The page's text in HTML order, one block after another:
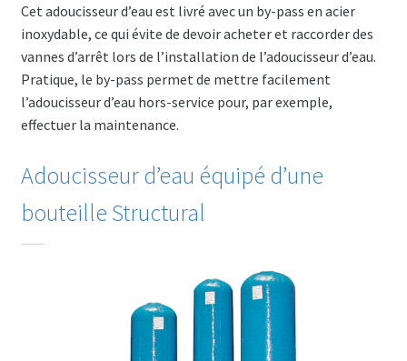
Cet adoucisseur d’eau est livré avec un by-pass en acier
inoxydable, ce qui évite de devoir acheter et raccorder des
vannes d’arrêt lors de l’installation de l’adoucisseur d’eau.
Pratique, le by-pass permet de mettre facilement
l’adoucisseur d’eau hors-service pour, par exemple,
effectuer la maintenance.
Adoucisseur d’eau équipé d’une
bouteille Structural